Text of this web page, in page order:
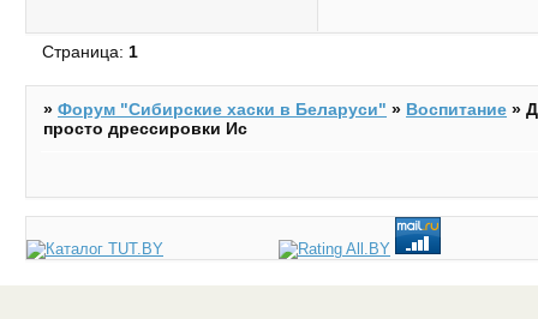
Страница:1
»Форум "Cибирские хаски в Беларуси" » Воспитание »
просто дрессировки Ис